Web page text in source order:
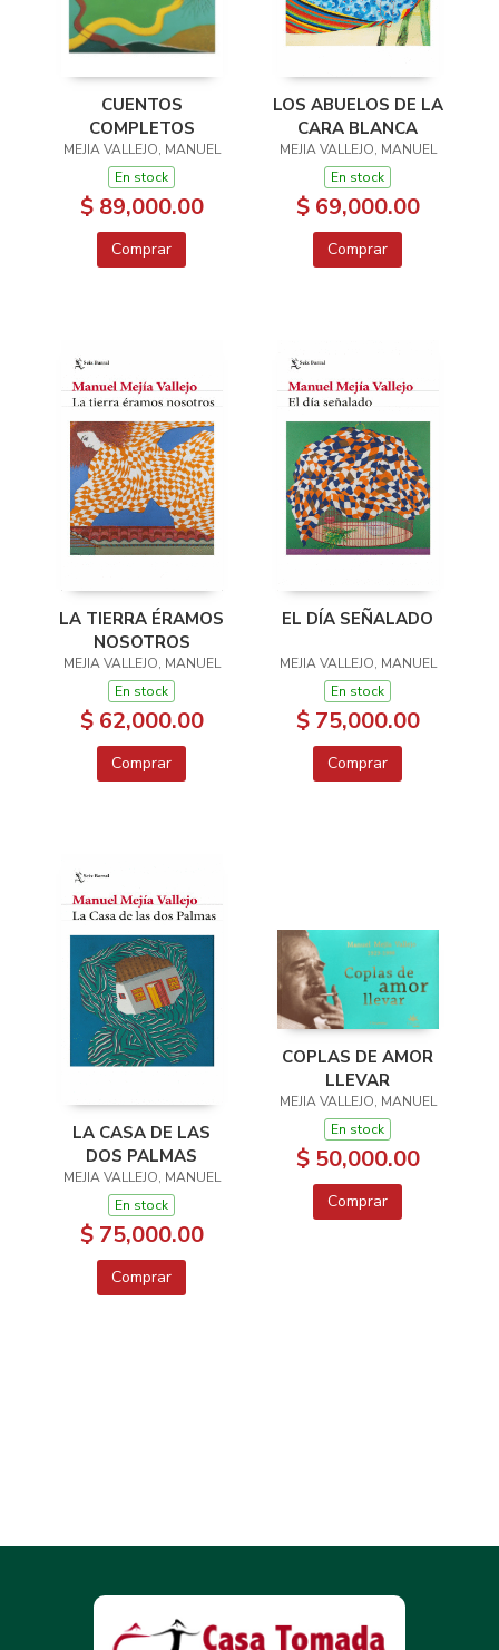
CUENTOS
COMPLETOS
MEJIA VALLEJO, MANUEL
En stock
$ 89,000.00
Comprar
LOS ABUELOS DE LA
CARA BLANCA
MEJIA VALLEJO, MANUEL
En stock
$ 69,000.00
Comprar
LA TIERRA ÉRAMOS
NOSOTROS
MEJIA VALLEJO, MANUEL
En stock
$ 62,000.00
Comprar
EL DÍA SEÑALADO
MEJIA VALLEJO, MANUEL
En stock
$ 75,000.00
Comprar
LA CASA DE LAS
DOS PALMAS
MEJIA VALLEJO, MANUEL
En stock
$ 75,000.00
Comprar
COPLAS DE AMOR
LLEVAR
MEJIA VALLEJO, MANUEL
En stock
$ 50,000.00
Comprar